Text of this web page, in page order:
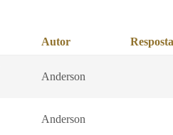
Autor
Anderson
Anderson